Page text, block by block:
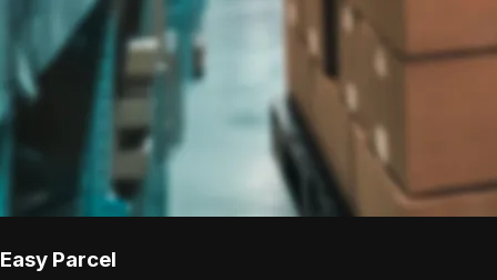
Easy Parcel